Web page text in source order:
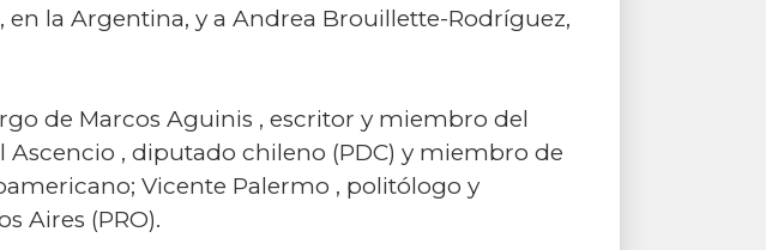
la Argentina, y a Andrea Brouillette-Rodríguez,
de Marcos Aguinis , escritor y miembro del
, diputado chileno (PDC) y miembro de
Vicente Palermo , politólogo y
Aires (PRO).